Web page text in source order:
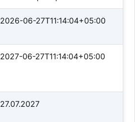
2026-06-27T11:14:04+05:00
2027-06-27T11:14:04+05:00
27.07.2027